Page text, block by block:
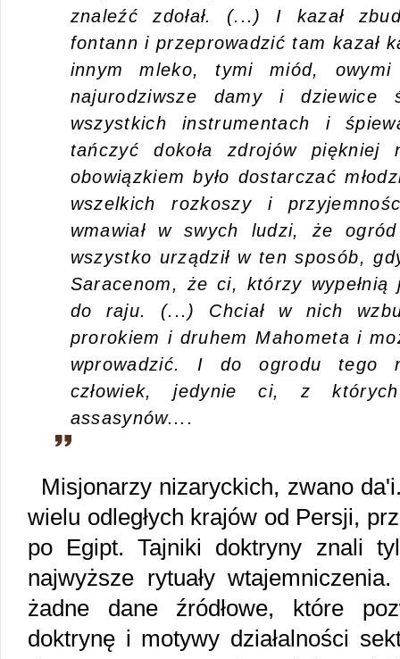
znaleźć zdołał. (...) I kazał
fontann i przeprowadzić tam kazał
innym mleko, tymi miód,
najurodziwsze damy i dziewice
wszystkich instrumentach i
tańczyć dokoła zdrojów
obowiązkiem było dostarczać
wszelkich rozkoszy i
wmawiał w swych ludzi, że
wszystko urządził w ten sposób,
Saracenom, że ci, którzy
do raju. (...) Chciał w nich
prorokiem i druhem Mahometa i
wprowadzić. I do ogrodu tego
człowiek, jedynie ci, z
assasynów....
Misjonarzy nizaryckich, zwano
wielu odległych krajów od Persji,
po Egipt. Tajniki doktryny znali
najwyższe rytuały
żadne dane źródłowe, które
doktrynę i motywy działalności